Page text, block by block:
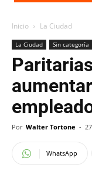
Inicio La Ciudad
La Ciudad Sin categoría
Por Walter Tortone -
WhatsApp